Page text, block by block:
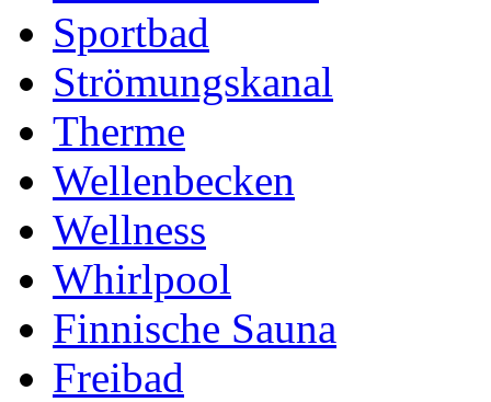
Sportbad
Strömungskanal
Therme
Wellenbecken
Wellness
Whirlpool
Finnische Sauna
Freibad